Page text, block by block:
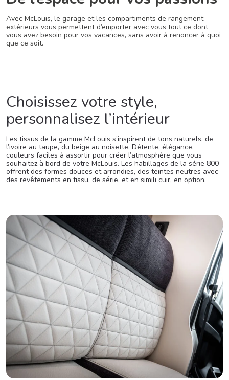
Avec McLouis, le garage et les compartiments de rangement
extérieurs vous permettent d’emporter avec vous tout ce dont
vous avez besoin pour vos vacances, sans avoir à renoncer à quoi
que ce soit.
Choisissez votre style,
personnalisez l’intérieur
Les tissus de la gamme McLouis s’inspirent de tons naturels, de
l’ivoire au taupe, du beige au noisette. Détente, élégance,
couleurs faciles à assortir pour créer l’atmosphère que vous
souhaitez à bord de votre McLouis. Les habillages de la série 800
offrent des formes douces et arrondies, des teintes neutres avec
des revêtements en tissu, de série, et en simili cuir, en option.